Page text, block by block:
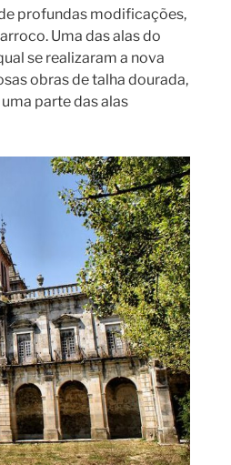
profundas modificações,
Uma das alas do
se realizaram a nova
obras de talha dourada,
parte das alas